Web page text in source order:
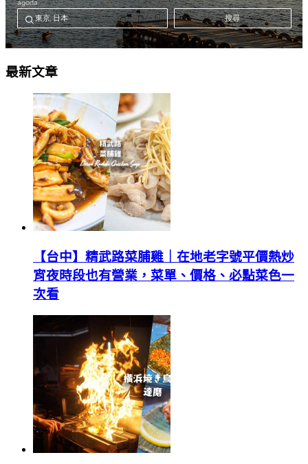
最新文章
【台中】精武路菜脯雞｜在地老字號平價熱炒
宵夜時段也有營業，菜單、價格、必點菜色一
次看